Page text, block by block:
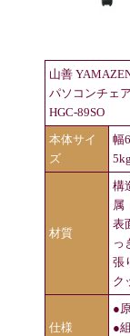
山善
パソコンチェ
HGC-89SO
本体サイ
ズ
幅
5kg
材質
構
属
表
っ
張
ク
仕様
●
●